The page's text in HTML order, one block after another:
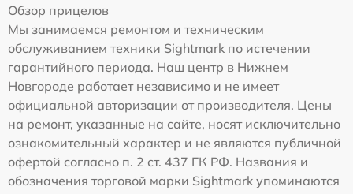
Обзор прицелов
Мы занимаемся ремонтом и техническим
обслуживанием техники Sightmark по истечении
гарантийного периода. Наш центр в Нижнем
Новгороде работает независимо и не имеет
официальной авторизации от производителя. Цены
на ремонт, указанные на сайте, носят исключительно
ознакомительный характер и не являются публичной
офертой согласно п. 2 ст. 437 ГК РФ. Названия и
обозначения торговой марки Sightmark упоминаются